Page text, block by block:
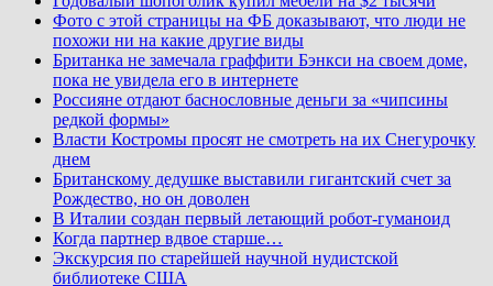
Фото с этой страницы на ФБ доказывают, что люди не
похожи ни на какие другие виды
Британка не замечала граффити Бэнкси на своем доме,
пока не увидела его в интернете
Россияне отдают баснословные деньги за «чипсины
редкой формы»
Власти Костромы просят не смотреть на их Снегурочку
днем
Британскому дедушке выставили гигантский счет за
Рождество, но он доволен
В Италии создан первый летающий робот-гуманоид
Когда партнер вдвое старше…
Экскурсия по старейшей научной нудистской
библиотеке США